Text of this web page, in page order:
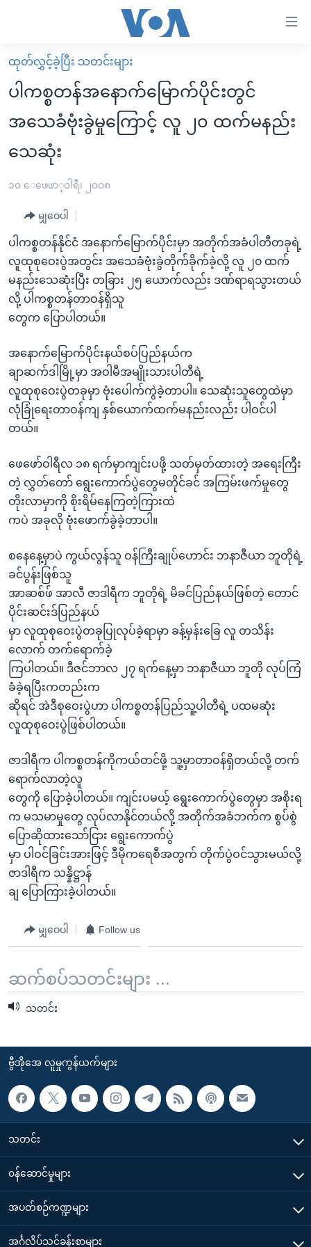
လွယ်ကူ
စေ
များ
ပင်မ
ကျော်
ကြည့်
ရန်
ပင်မ
အ
စာမျက်နှာ
သို့
ကျော်
ကြည့်
ရန်
ရန်
နေရာ
သို့
ကျော်
မူလစာမျက်နှာ
မြန်မာ
ကမ္ဘာ့သတင်းများ
နိုင်ငံတကာ
အစ္စရေး-ပါလက်စတိုင်း
ဗွီဒီယို
အင်္ဂလိပ်စာလေ့လာမယ်
အမေရိကန်သုံးအီဒီယံ
မကြေးမုံရဲ့ အင်္ဂလိပ်စာ
ရုပ်ရှင်ထဲက အင်္ဂလိပ်စာ
သုတပဒေသာ အင်္ဂလိပ်စာ
အပတ်စဉ်ကဏ္ဍများ
ရေဒီယို
တီဗွီ
ရေဒီယိုနှင့်ရုပ်သံ အချက်အလက်များ
ရေဒီယို/တီဗွီအစီအစဉ်
ဗွီအိုအေ လူမှုကွန်ယက်များ
ထုတ်လွှင့်ခဲ့ပြီး သတင်းများ
ပါကစ္စတန်အနောက်မြောက်ပိုင်းတွင်
အသေခံဗုံးခွဲမှုကြောင့် လူ ၂၀ ထက်မနည်း
သေဆုံး
၁၀ ေဖေဖာ္၀ါရီ၊ ၂၀၀၈
မျှဝေပါ
ပါကစ္စတန်နိုင်ငံ အနောက်မြောက်ပိုင်းမှာ အတိုက်အခံပါတီတခုရဲ့
လူထုစုဝေးပွဲအတွင်း အသေခံဗုံးခွဲတိုက်ခိုက်ခဲ့လို့ လူ ၂၀ ထက်
မနည်းသေဆုံးပြီး တခြား ၂၅ ယောက်လည်း ဒဏ်ရာရသွားတယ်
လို့ ပါကစ္စတန်တာဝန်ရှိသူ
တွေက ပြောပါတယ်။
အနောက်မြောက်ပိုင်းနယ်စပ်ပြည်နယ်က
ချာဆက်ဒါမြို့မှာ အဝါမီအမျိုးသားပါတီရဲ့
လူထုစုဝေးပွဲတခုမှာ ဗုံးပေါက်ကွဲခဲ့တာပါ။ သေဆုံးသူတွေထဲမှာ
လုံခြုံရေးတာဝန်ကျ နှစ်ယောက်ထက်မနည်းလည်း ပါဝင်ပါ
တယ်။
ဖေဖော်ဝါရီလ ၁၈ ရက်မှာကျင်းပဖို့ သတ်မှတ်ထားတဲ့ အရေးကြီး
တဲ့ လွှတ်တော် ရွေးကောက်ပွဲတွေမတိုင်ခင် အကြမ်းဖက်မှုတွေ
တိုးလာမှာကို စိုးရိမ်နေကြတဲ့ကြားထဲ
ကပဲ အခုလို ဗုံးဖောက်ခွဲခဲ့တာပါ။
စနေနေ့မှာပဲ ကွယ်လွန်သူ ဝန်ကြီးချုပ်ဟောင်း ဘနာဇီယာ ဘူတိုရဲ့
ခင်ပွန်းဖြစ်သူ
အာဆစ်ဖ် အာလီ ဇာဒါရီက ဘူတိုရဲ့ မိခင်ပြည်နယ်ဖြစ်တဲ့ တောင်
ပိုင်းဆင်းဒ်ပြည်နယ်
မှာ လူထုစုဝေးပွဲတခုပြုလုပ်ခဲ့ရာမှာ ခန့်မှန်းခြေ လူ တသိန်း
လောက် တက်ရောက်ခဲ့
ကြပါတယ်။ ဒီဇင်ဘာလ ၂၇ ရက်နေ့မှာ ဘနာဇီယာ ဘူတို လုပ်ကြံ
ခံခဲ့ရပြီးကတည်းက
ဆိုရင် အဲဒီစုဝေးပွဲဟာ ပါကစ္စတန်ပြည်သူ့ပါတီရဲ့ ပထမဆုံး
လူထုစုဝေးပွဲဖြစ်ပါတယ်။
ဇာဒါရီက ပါကစ္စတန်ကိုကယ်တင်ဖို့ သူ့မှာတာဝန်ရှိတယ်လို့ တက်
ရောက်လာတဲ့လူ
တွေကို ပြောခဲ့ပါတယ်။ ကျင်းပမယ့် ရွေးကောက်ပွဲတွေမှာ အစိုးရ
က မသမာမှုတွေ လုပ်လာနိုင်တယ်လို့ အတိုက်အခံဘက်က စွပ်စွဲ
ပြောဆိုထားသော်ငြား ရွေးကောက်ပွဲ
မှာ ပါဝင်ခြင်းအားဖြင့် ဒီမိုကရေစီအတွက် တိုက်ပွဲဝင်သွားမယ်လို့
ဇာဒါရီက သန္နိဋ္ဌာန်
ချ ပြောကြားခဲ့ပါတယ်။
မျှဝေပါ Follow us
ဆက်စပ်သတင်းများ ...
သတင်း
ဗွီအိုအေ လူမှုကွန်ယက်များ
သတင်း
၀န်ဆောင်မှုများ
အပတ်စဉ်ကဏ္ဍများ
အင်္ဂလိပ်သင်ခန်းစာများ